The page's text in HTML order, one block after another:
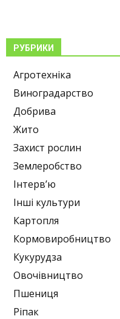
РУБРИКИ
Агротехніка
Виноградарство
Добрива
Жито
Захист рослин
Землеробство
Інтерв’ю
Інші культури
Картопля
Кормовиробництво
Кукурудза
Овочівництво
Пшениця
Ріпак